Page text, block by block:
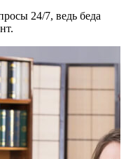
24/7, ведь беда